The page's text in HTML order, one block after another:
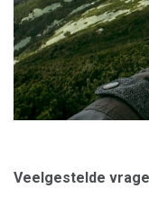
Veelgestelde